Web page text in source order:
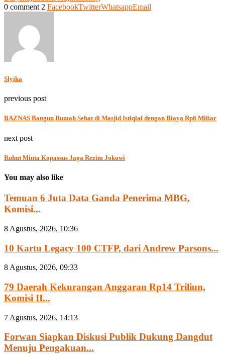
0 comment 2 FacebookTwitterWhatsappEmail
Slyika
previous post
BAZNAS Bangun Rumah Sehat di Masjid Istiqlal dengan Biaya Rp6 Miliar
next post
Ruhut Minta Kopassus Jaga Rezim Jokowi
You may also like
Temuan 6 Juta Data Ganda Penerima MBG,
Komisi...
8 Agustus, 2026, 10:36
10 Kartu Legacy 100 CTFP, dari Andrew Parsons...
8 Agustus, 2026, 09:33
79 Daerah Kekurangan Anggaran Rp14 Triliun,
Komisi II...
7 Agustus, 2026, 14:13
Forwan Siapkan Diskusi Publik Dukung Dangdut
Menuju Pengakuan...